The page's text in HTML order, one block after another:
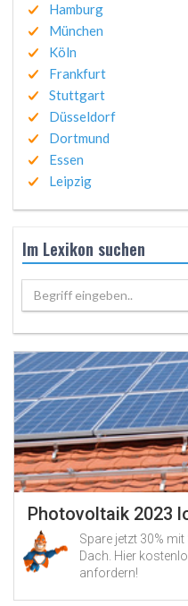
Hamburg
München
Köln
Frankfurt
Stuttgart
Düsseldorf
Dortmund
Essen
Leipzig
Im Lexikon suchen
Begriff eingeben..